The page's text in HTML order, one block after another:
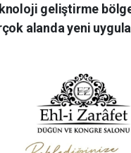
geliştirme
alanda yeni